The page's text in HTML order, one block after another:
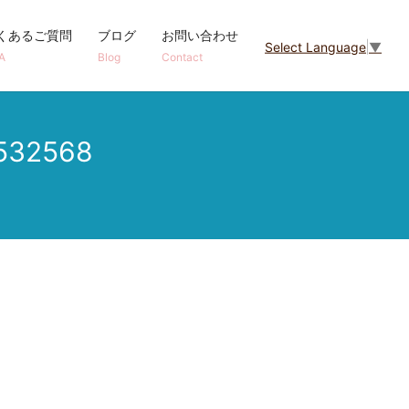
Select Language ▼
あるご質問 ブログ
Blog
お問い合わせ
Contact